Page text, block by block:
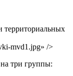
территориальных
mvd1.jpg» />
три группы: